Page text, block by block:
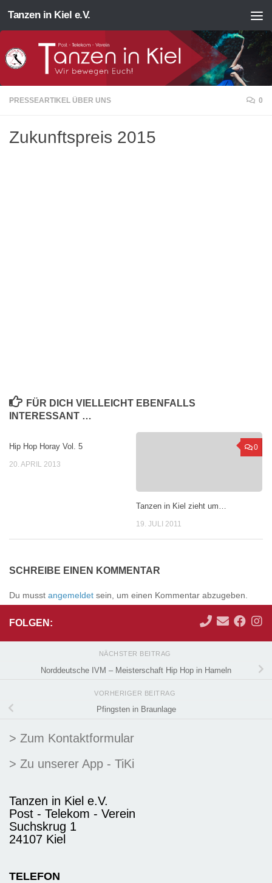
Zum Inhalt springen
Tanzen in Kiel e.V.
PRESSEARTIKEL ÜBER UNS 0
Zukunftspreis 2015
FÜR DICH VIELLEICHT EBENFALLS
INTERESSANT …
Hip Hop Horay Vol. 5
20. APRIL 2013
0
Tanzen in Kiel zieht um…
19. JULI 2011
SCHREIBE EINEN KOMMENTAR
Du musst angemeldet sein, um einen Kommentar abzugeben.
FOLGEN:
NÄCHSTER BEITRAG
Norddeutsche IVM – Meisterschaft Hip Hop in Hameln
VORHERIGER BEITRAG
Pfingsten in Braunlage
> Zum Kontaktformular
> Zu unserer App - TiKi
Tanzen in Kiel e.V.
Post - Telekom - Verein
Suchskrug 1
24107 Kiel
TELEFON